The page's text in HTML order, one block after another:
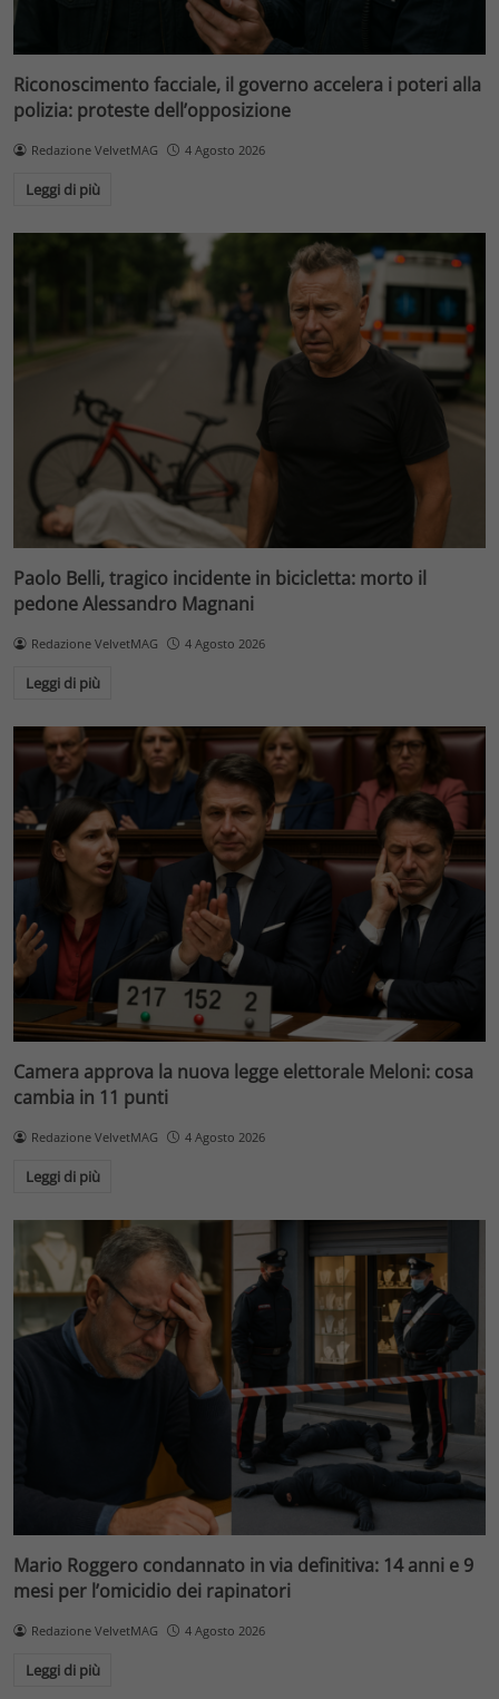
Riconoscimento facciale, il governo accelera i poteri alla
polizia: proteste dell’opposizione
Redazione VelvetMAG 4 Agosto 2026
Leggi di più
Paolo Belli, tragico incidente in bicicletta: morto il
pedone Alessandro Magnani
Redazione VelvetMAG 4 Agosto 2026
Leggi di più
Camera approva la nuova legge elettorale Meloni: cosa
cambia in 11 punti
Redazione VelvetMAG 4 Agosto 2026
Leggi di più
Mario Roggero condannato in via definitiva: 14 anni e 9
mesi per l’omicidio dei rapinatori
Redazione VelvetMAG 4 Agosto 2026
Leggi di più